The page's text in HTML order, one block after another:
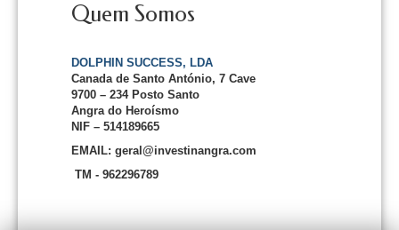
Quem Somos
DOLPHIN SUCCESS, LDA
Canada de Santo António, 7 Cave
9700 – 234 Posto Santo
Angra do Heroísmo
NIF – 514189665
EMAIL: geral@investinangra.com
TM - 962296789